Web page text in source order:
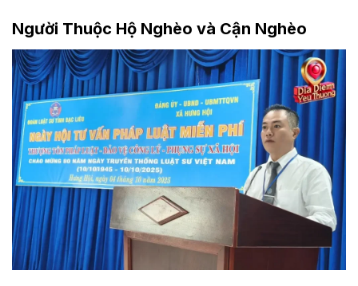
Người Thuộc Hộ Nghèo và Cận Nghèo